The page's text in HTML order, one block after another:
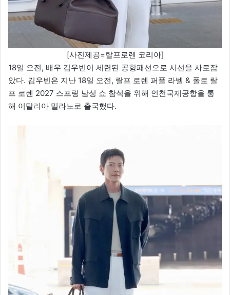
[사진제공=랄프로렌 코리아]
18일 오전, 배우 김우빈이 세련된 공항패션으로 시선을 사로잡
았다. 김우빈은 지난 18일 오전, 랄프 로렌 퍼플 라벨 & 폴로 랄
프 로렌 2027 스프링 남성 쇼 참석을 위해 인천국제공항을 통
해 이탈리아 밀라노로 출국했다.